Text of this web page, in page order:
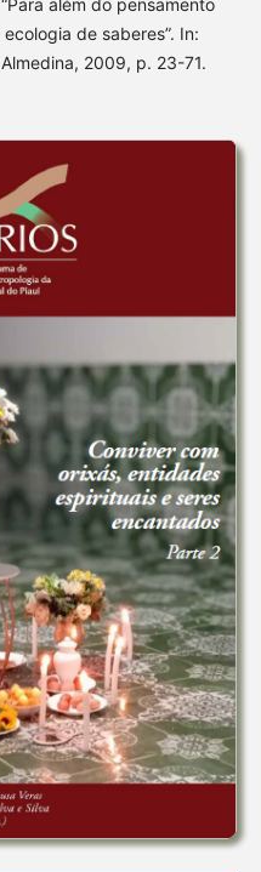
além do pensamento
de saberes”. In:
2009, p. 23-71.